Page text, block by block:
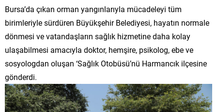
Bursa’da çıkan orman yangınlarıyla mücadeleyi tüm
birimleriyle sürdüren Büyükşehir Belediyesi, hayatın normale
dönmesi ve vatandaşların sağlık hizmetine daha kolay
ulaşabilmesi amacıyla doktor, hemşire, psikolog, ebe ve
sosyologdan oluşan ‘Sağlık Otobüsü’nü Harmancık ilçesine
gönderdi.